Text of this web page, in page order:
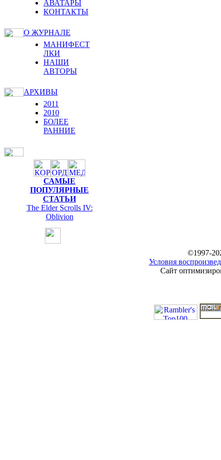
АВАТАРЫ
КОНТАКТЫ
О ЖУРНАЛЕ
МАНИФЕСТ
ЛКИ
НАШИ
АВТОРЫ
АРХИВЫ
2011
2010
БОЛЕЕ
РАННИЕ
САМЫЕ
ПОПУЛЯРНЫЕ
СТАТЬИ
The Elder Scrolls IV:
Oblivion
©1997-
Условия
Сайт